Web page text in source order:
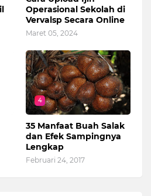
Operasional Sekolah di
Vervalsp Secara Online
Maret 05, 2024
4
35 Manfaat Buah Salak
dan Efek Sampingnya
Lengkap
Februari 24, 2017